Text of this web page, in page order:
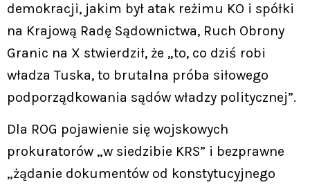
demokracji, jakim był atak reżimu KO i spółki
na Krajową Radę Sądownictwa, Ruch Obrony
Granic na X stwierdził, że „to, co dziś robi
władza Tuska, to brutalna próba siłowego
podporządkowania sądów władzy politycznej”.
Dla ROG pojawienie się wojskowych
prokuratorów „w siedzibie KRS” i bezprawne
„żądanie dokumentów od konstytucyjnego